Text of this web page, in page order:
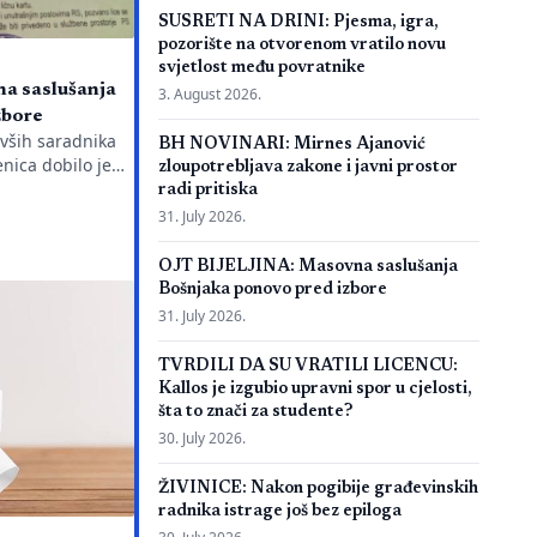
saslušanja
saradnika
dobilo je
policijsku
svega dan
Izvještaja o
centra
pozivanje
SUSRETI NA DRINI: Pjesma, igra,
pozorište na otvorenom vratilo novu
svjetlost među povratnike
3. August 2026.
BH NOVINARI: Mirnes Ajanović
zloupotrebljava zakone i javni prostor
radi pritiska
31. July 2026.
OJT BIJELJINA: Masovna saslušanja
Bošnjaka ponovo pred izbore
31. July 2026.
TVRDILI DA SU VRATILI LICENCU:
Kallos je izgubio upravni spor u cjelosti,
šta to znači za studente?
30. July 2026.
ŽIVINICE: Nakon pogibije građevinskih
radnika istrage još bez epiloga